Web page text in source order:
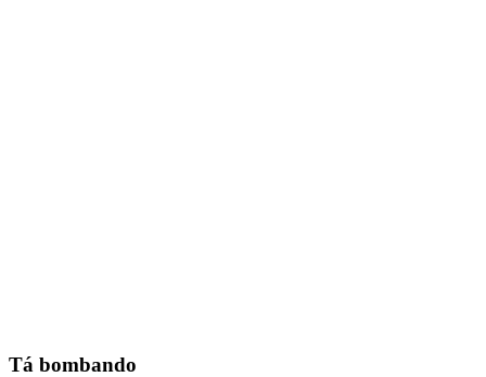
Tá bombando